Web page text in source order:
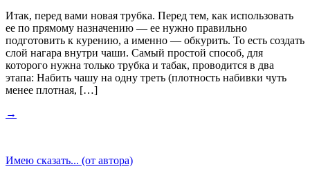
Итак, перед вами новая трубка. Перед тем, как использовать
ее по прямому назначению — ее нужно правильно
подготовить к курению, а именно — обкурить. То есть создать
слой нагара внутри чаши. Самый простой способ, для
которого нужна только трубка и табак, проводится в два
этапа: Набить чашу на одну треть (плотность набивки чуть
менее плотная, […]
→
Имею сказать... (от автора)